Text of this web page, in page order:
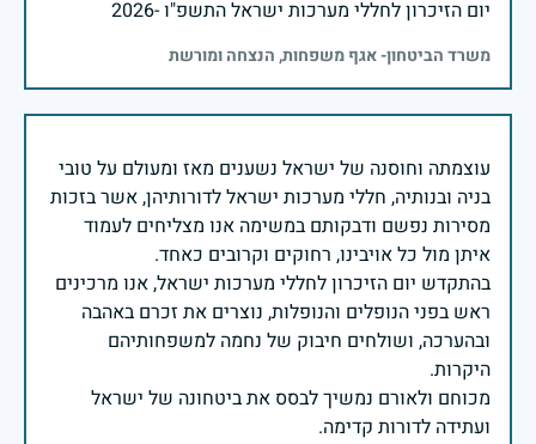
יום הזיכרון לחללי מערכות ישראל התשפ"ו -2026
משרד הביטחון- אגף משפחות, הנצחה ומורשת
עוצמתה וחוסנה של ישראל נשענים מאז ומעולם על טובי
בניה ובנותיה, חללי מערכות ישראל לדורותיהן, אשר בזכות
מסירות נפשם ודבקותם במשימה אנו מצליחים לעמוד
בהתקדש יום הזיכרון לחללי מערכות ישראל, אנו מרכינים
ראש בפני הנופלים והנופלות, נוצרים את זכרם באהבה
ובהערכה, ושולחים חיבוק של נחמה למשפחותיהם
מכוחם ולאורם נמשיך לבסס את ביטחונה של ישראל
ועתידה לדורות קדימה.